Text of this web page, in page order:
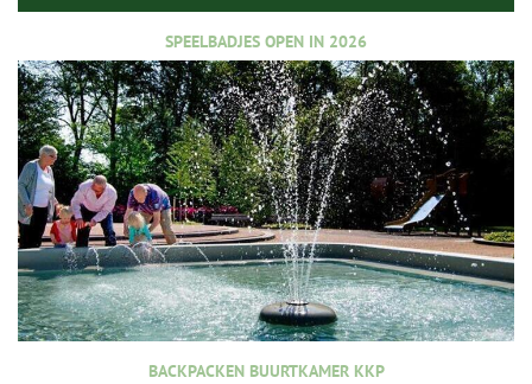
SPEELBADJES OPEN IN 2026
BACKPACKEN BUURTKAMER KKP